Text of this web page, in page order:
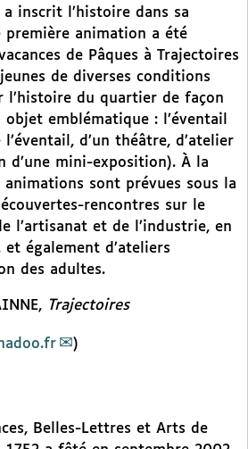
a inscrit l’histoire dans sa
première animation a été
de Pâques à Trajectoires
de diverses conditions
l’histoire du quartier de façon
objet emblématique : l’éventail
d’un théâtre, d’atelier
d’une mini-exposition). À la
sont prévues sous la
rencontres sur le
l’artisanat et de l’industrie, en
également d’ateliers
des adultes.
Trajectoires
)
Belles-Lettres et Arts de